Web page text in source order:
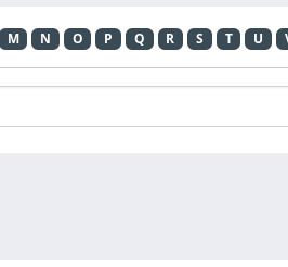
M N O P Q R S T U